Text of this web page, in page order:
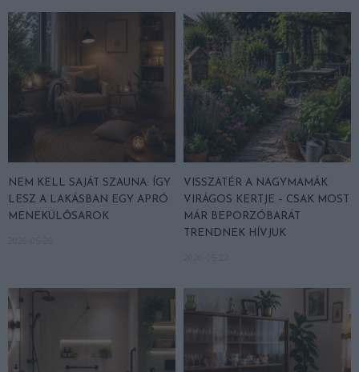
NEM KELL SAJÁT SZAUNA: ÍGY
LESZ A LAKÁSBAN EGY APRÓ
MENEKÜLŐSAROK
VISSZATÉR A NAGYMAMÁK
VIRÁGOS KERTJE – CSAK MOST
MÁR BEPORZÓBARÁT
TRENDNEK HÍVJUK